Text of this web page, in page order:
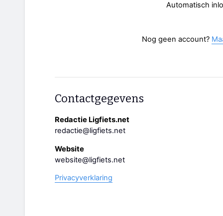
Automatisch
Nog geen account?
Contactgegevens
Redactie Ligfiets.net
redactie@ligfiets.net
Website
website@ligfiets.net
Privacyverklaring